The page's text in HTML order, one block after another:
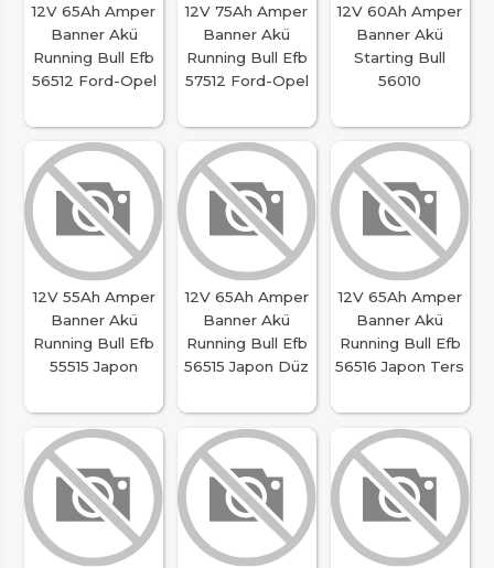
12V 65Ah Amper
Banner Akü
Running Bull Efb
56512 Ford-Opel
12V 75Ah Amper
Banner Akü
Running Bull Efb
57512 Ford-Opel
12V 60Ah Amper
Banner Akü
Starting Bull
56010
12V 55Ah Amper
Banner Akü
Running Bull Efb
55515 Japon
12V 65Ah Amper
Banner Akü
Running Bull Efb
56515 Japon Düz
12V 65Ah Amper
Banner Akü
Running Bull Efb
56516 Japon Ters